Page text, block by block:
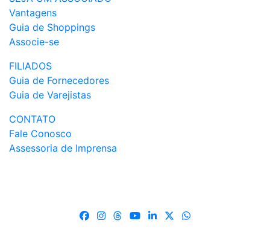
Vantagens
Guia de Shoppings
Associe-se
FILIADOS
Guia de Fornecedores
Guia de Varejistas
CONTATO
Fale Conosco
Assessoria de Imprensa